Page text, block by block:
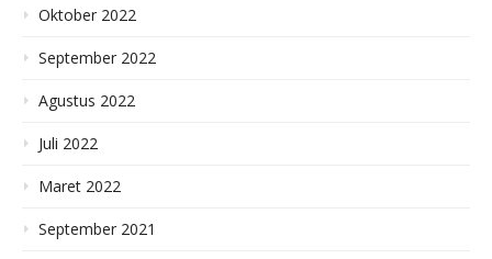
Oktober 2022
September 2022
Agustus 2022
Juli 2022
Maret 2022
September 2021